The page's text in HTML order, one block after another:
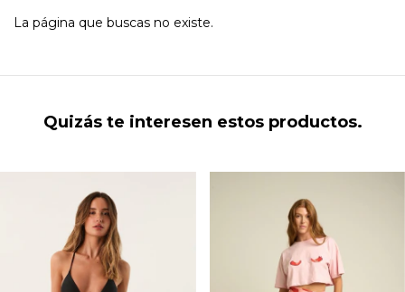
La página que buscas no existe.
Quizás te interesen estos productos.